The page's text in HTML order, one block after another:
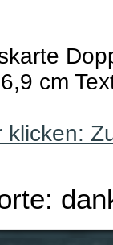
cm
klicken: